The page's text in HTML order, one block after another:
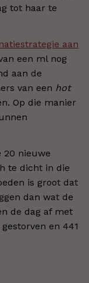
tot haar te
aan
een ml nog
aan de
van een hot
Op die manier
20 nieuwe
te dicht in die
is groot dat
dan wat de
de dag af met
en 441